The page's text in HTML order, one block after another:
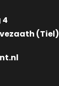
4
(Tiel)